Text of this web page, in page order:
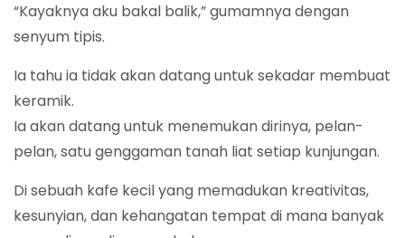
“Kayaknya aku bakal balik,” gumamnya dengan
senyum tipis.
Ia tahu ia tidak akan datang untuk sekadar membuat
keramik.
Ia akan datang untuk menemukan dirinya, pelan-
pelan, satu genggaman tanah liat setiap kunjungan.
Di sebuah kafe kecil yang memadukan kreativitas,
kesunyian, dan kehangatan tempat di mana banyak